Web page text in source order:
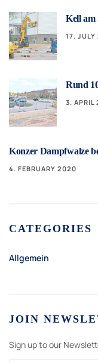
Kell am
17.
Rund
3. APRIL
Konzer Dampfwalze
4. FEBRUARY 2020
CATEGORIES
Allgemein
JOIN
Sign up to our